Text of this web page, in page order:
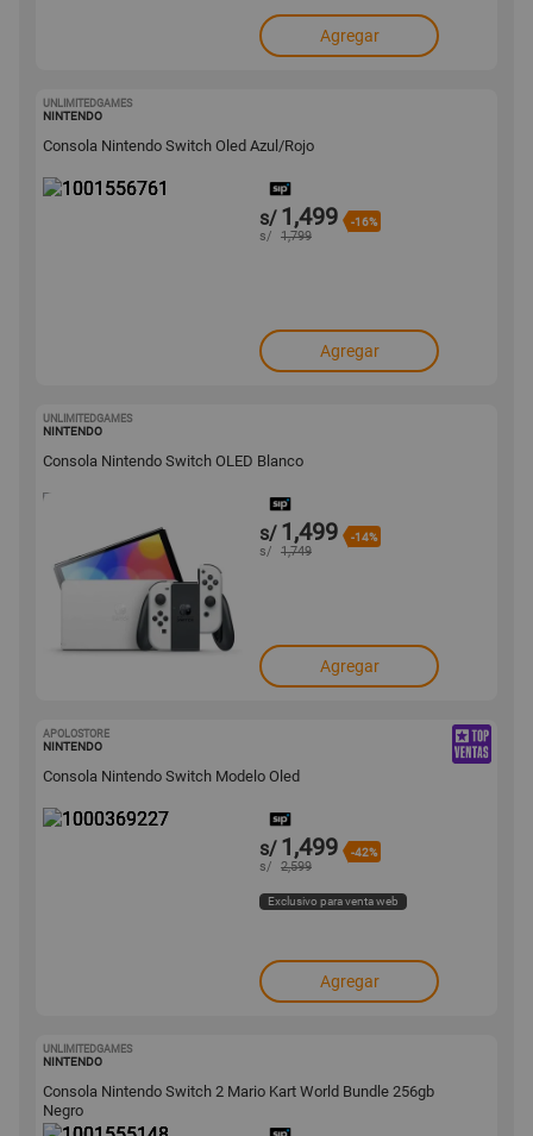
Agregar
UNLIMITEDGAMES
NINTENDO
Consola Nintendo Switch Oled Azul/Rojo
s/ 1,499 -16%
s/ 1,799
Agregar
UNLIMITEDGAMES
NINTENDO
Consola Nintendo Switch OLED Blanco
s/ 1,499 -14%
s/ 1,749
Agregar
APOLOSTORE
NINTENDO
Consola Nintendo Switch Modelo Oled
s/ 1,499 -42%
s/ 2,599
Exclusivo para venta web
Agregar
UNLIMITEDGAMES
NINTENDO
Consola Nintendo Switch 2 Mario Kart World Bundle 256gb
Negro